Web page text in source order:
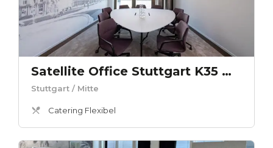
Satellite Office Stuttgart K35 Meetingraum "SCHLOSSPLATZ"
Stuttgart / Mitte
Catering Flexibel